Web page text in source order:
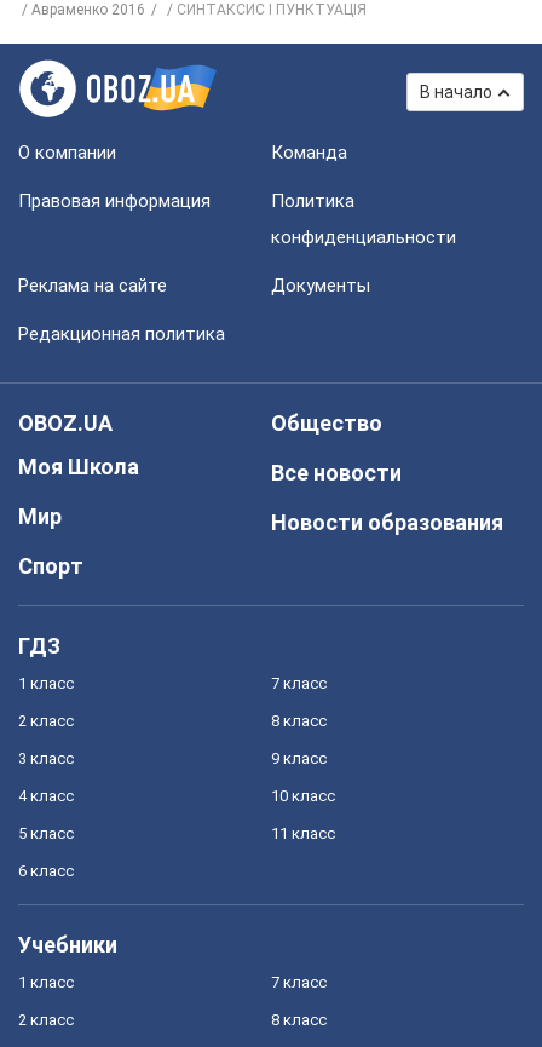
Авраменко 2016
СИНТАКСИС І ПУНКТУАЦІЯ
В начало
О компании Команда
Правовая информация
Политика
конфиденциальности
Реклама на сайте Документы
Редакционная политика
OBOZ.UA
Моя Школа
Мир
Спорт
Общество
Все новости
Новости образования
ГДЗ
1 класс
2 класс
3 класс
4 класс
5 класс
6 класс
7 класс
8 класс
9 класс
10 класс
11 класс
Учебники
1 класс
2 класс
7 класс
8 класс